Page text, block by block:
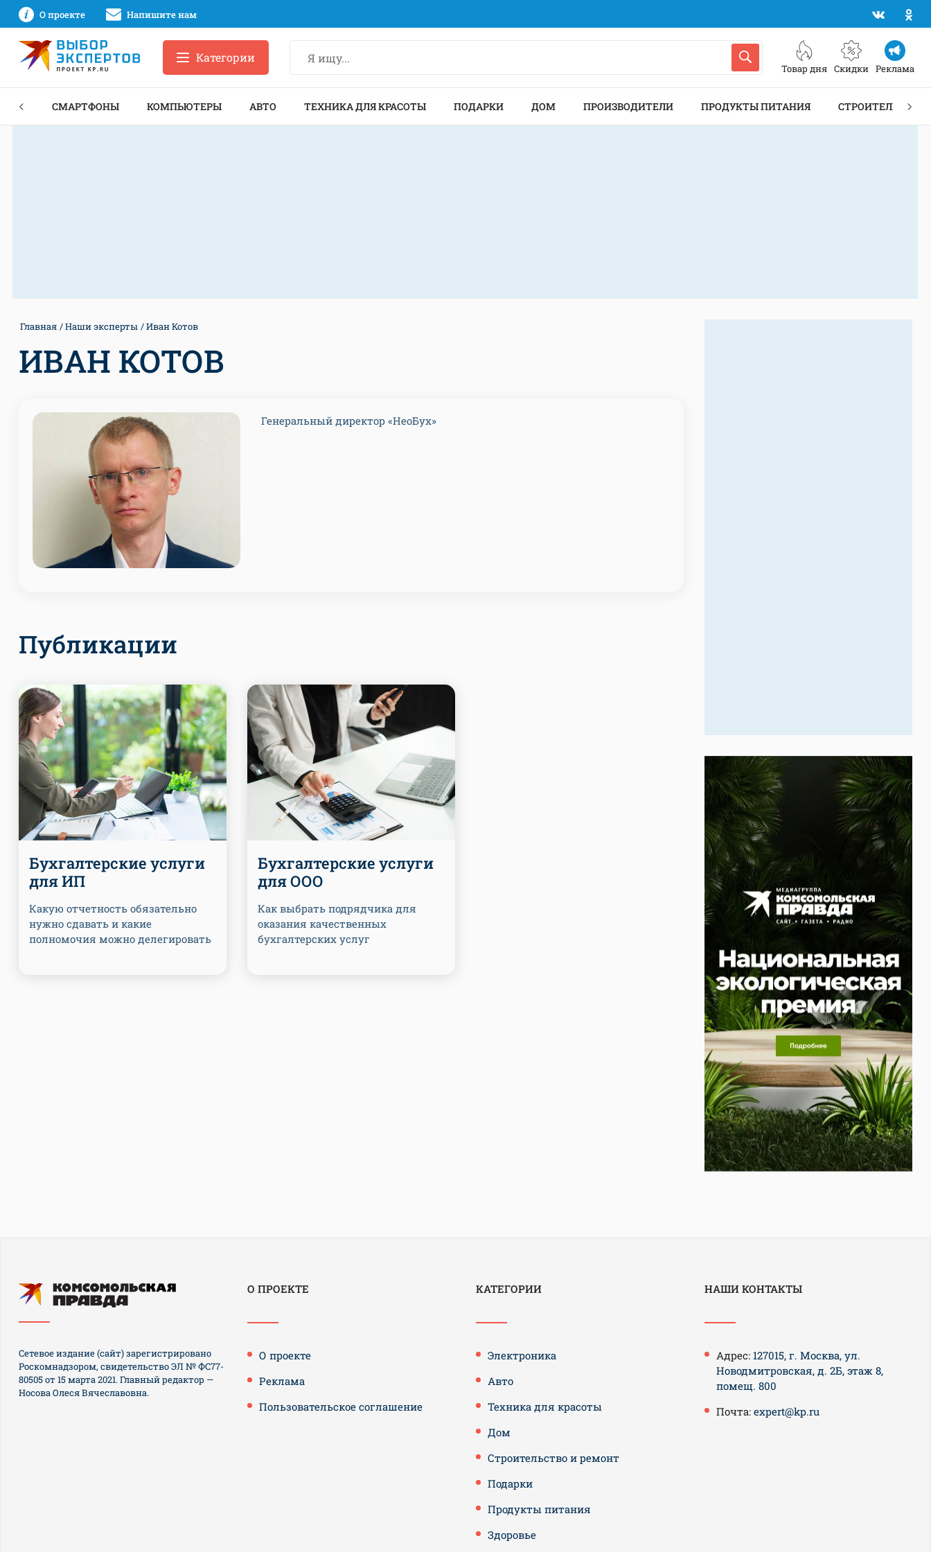
О проекте Напишите нам
Товар дня Скидки Реклама
Категории
СМАРТФОНЫ КОМПЬЮТЕРЫ АВТО ТЕХНИКА ДЛЯ КРАСОТЫ ПОДАРКИ ДОМ ПРОИЗВОДИТЕЛИ ПРОДУКТЫ ПИТАНИЯ СТРОИТЕЛЬСТВО
Главная Наши эксперты Иван Котов
ИВАН КОТОВ
Генеральный директор «НеоБух»
Публикации
Бухгалтерские услуги
для ИП
Какую отчетность обязательно
нужно сдавать и какие
полномочия можно делегировать
Бухгалтерские услуги
для ООО
Как выбрать подрядчика для
оказания качественных
бухгалтерских услуг
О ПРОЕКТЕ
О проекте
Реклама
Пользовательское соглашение
КАТЕГОРИИ
Электроника
Авто
Техника для красоты
Дом
Строительство и ремонт
Подарки
Продукты питания
Здоровье
НАШИ КОНТАКТЫ
Адрес: 127015, г. Москва, ул.
Новодмитровская, д. 2Б, этаж 8,
помещ. 800
Почта: expert@kp.ru
Сетевое издание (сайт) зарегистрировано
Роскомнадзором, свидетельство ЭЛ № ФС77-
80505 от 15 марта 2021. Главный редактор —
Носова Олеся Вячеславовна.